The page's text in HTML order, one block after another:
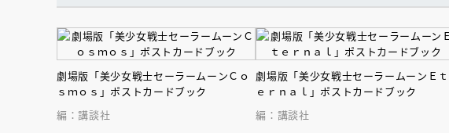
劇場版「美少女戦士セーラームーンＣｏ
ｓｍｏｓ」ポストカードブック
編：講談社
劇場版「美少女戦士セーラームーンＥｔ
ｅｒｎａｌ」ポストカードブック
編：講談社